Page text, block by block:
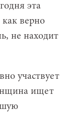
эта
верно
не находит
участвует
ищет